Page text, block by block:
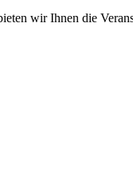
wir Ihnen die